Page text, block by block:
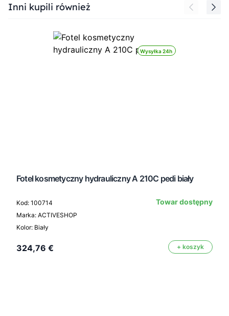
Press to skip carousel
Inni kupili również
Wysyłka 24h
Fotel kosmetyczny hydrauliczny A 210C pedi biały
Kod: 100714
Marka: ACTIVESHOP
Kolor: Biały
Towar dostępny
324,76 € + koszyk